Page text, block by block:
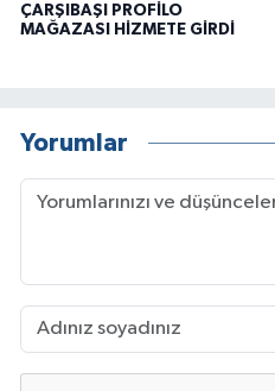
ÇARŞIBAŞI PROFİLO
MAĞAZASI HİZMETE GİRDİ
Yorumlar